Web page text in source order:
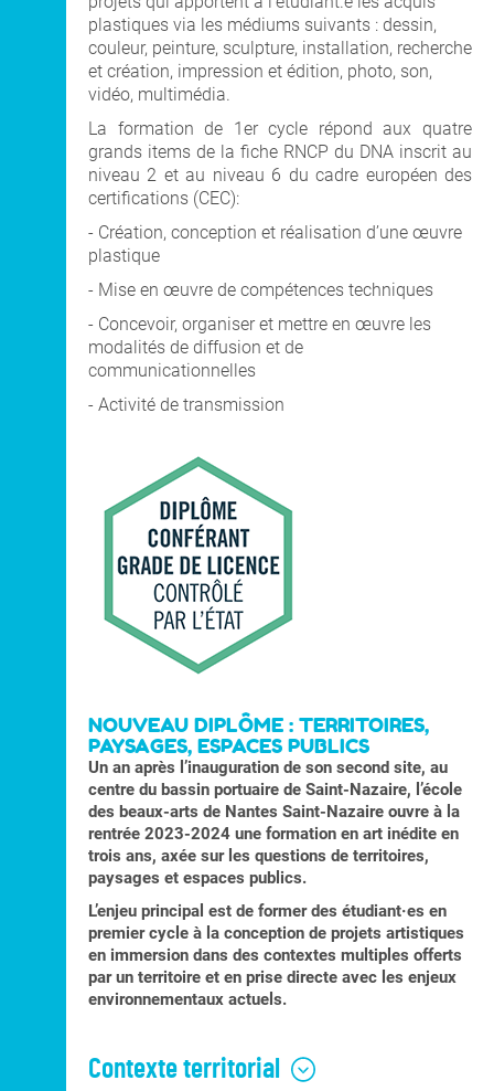
CONTACTS
plastiques via les médiums suivants : dessin,
couleur, peinture, sculpture, installation, recherche
et création, impression et édition, photo, son,
vidéo, multimédia.
La formation de 1er cycle répond aux quatre
grands items de la fiche RNCP du DNA inscrit au
niveau 2 et au niveau 6 du cadre européen des
certifications (CEC):
- Création, conception et réalisation d’une œuvre
plastique
- Mise en œuvre de compétences techniques
- Concevoir, organiser et mettre en œuvre les
modalités de diffusion et de
communicationnelles
- Activité de transmission
NOUVEAU DIPLÔME : TERRITOIRES,
PAYSAGES, ESPACES PUBLICS
Un an après l’inauguration de son second site, au
centre du bassin portuaire de Saint-Nazaire, l’école
des beaux-arts de Nantes Saint-Nazaire ouvre à la
rentrée 2023-2024 une formation en art inédite en
trois ans, axée sur les questions de territoires,
paysages et espaces publics.
L’enjeu principal est de former des étudiant·es en
premier cycle à la conception de projets artistiques
en immersion dans des contextes multiples offerts
par un territoire et en prise directe avec les enjeux
environnementaux actuels.
Contexte territorial